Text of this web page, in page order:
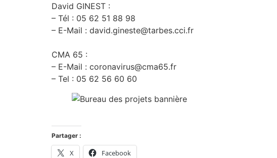
David GINEST :
– Tél : 05 62 51 88 98
– E-Mail : david.gineste@tarbes.cci.fr
CMA 65 :
– E-Mail : coronavirus@cma65.fr
– Tel : 05 62 56 60 60
Partager :
X Facebook